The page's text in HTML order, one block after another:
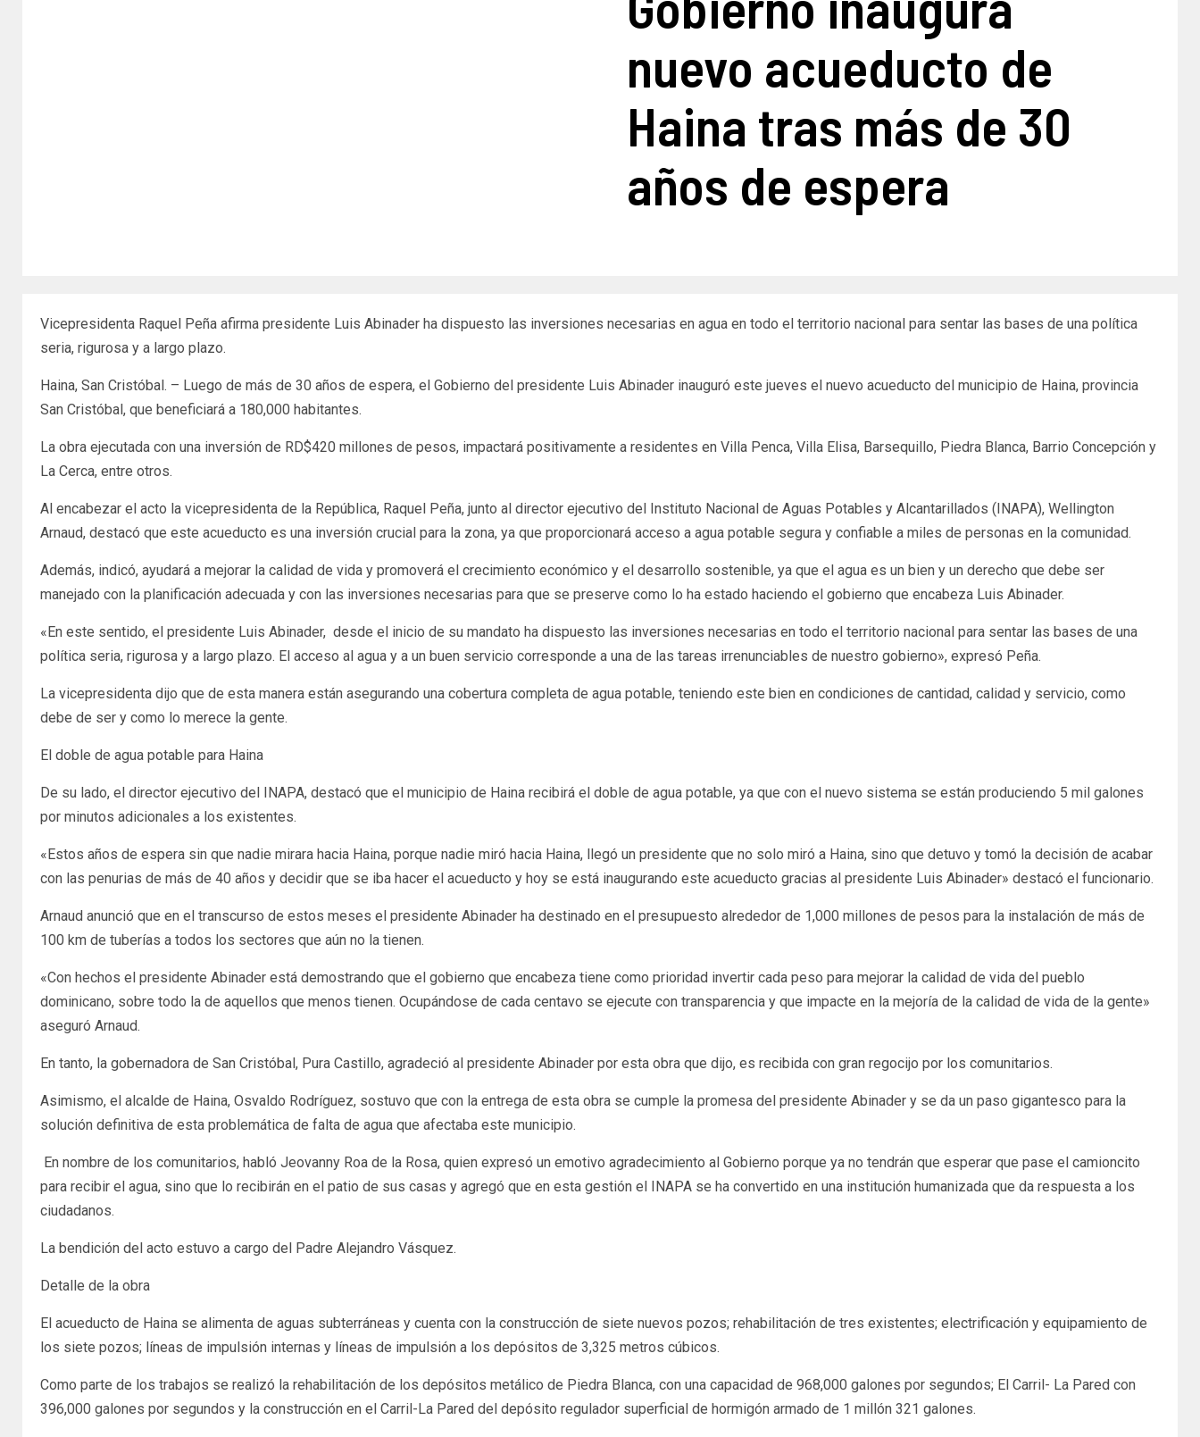
nuevo acueducto de
Haina tras más de 30
años de espera
Vicepresidenta Raquel Peña afirma presidente Luis Abinader ha dispuesto las inversiones necesarias en agua en todo el territorio nacional para sentar las bases de una política
seria, rigurosa y a largo plazo.
Haina, San Cristóbal. – Luego de más de 30 años de espera, el Gobierno del presidente Luis Abinader inauguró este jueves el nuevo acueducto del municipio de Haina, provincia
San Cristóbal, que beneficiará a 180,000 habitantes.
La obra ejecutada con una inversión de RD$420 millones de pesos, impactará positivamente a residentes en Villa Penca, Villa Elisa, Barsequillo, Piedra Blanca, Barrio Concepción y
La Cerca, entre otros.
Al encabezar el acto la vicepresidenta de la República, Raquel Peña, junto al director ejecutivo del Instituto Nacional de Aguas Potables y Alcantarillados (INAPA), Wellington
Arnaud, destacó que este acueducto es una inversión crucial para la zona, ya que proporcionará acceso a agua potable segura y confiable a miles de personas en la comunidad.
Además, indicó, ayudará a mejorar la calidad de vida y promoverá el crecimiento económico y el desarrollo sostenible, ya que el agua es un bien y un derecho que debe ser
manejado con la planificación adecuada y con las inversiones necesarias para que se preserve como lo ha estado haciendo el gobierno que encabeza Luis Abinader.
«En este sentido, el presidente Luis Abinader, desde el inicio de su mandato ha dispuesto las inversiones necesarias en todo el territorio nacional para sentar las bases de una
política seria, rigurosa y a largo plazo. El acceso al agua y a un buen servicio corresponde a una de las tareas irrenunciables de nuestro gobierno», expresó Peña.
La vicepresidenta dijo que de esta manera están asegurando una cobertura completa de agua potable, teniendo este bien en condiciones de cantidad, calidad y servicio, como
debe de ser y como lo merece la gente.
El doble de agua potable para Haina
De su lado, el director ejecutivo del INAPA, destacó que el municipio de Haina recibirá el doble de agua potable, ya que con el nuevo sistema se están produciendo 5 mil galones
por minutos adicionales a los existentes.
«Estos años de espera sin que nadie mirara hacia Haina, porque nadie miró hacia Haina, llegó un presidente que no solo miró a Haina, sino que detuvo y tomó la decisión de acabar
con las penurias de más de 40 años y decidir que se iba hacer el acueducto y hoy se está inaugurando este acueducto gracias al presidente Luis Abinader» destacó el funcionario.
Arnaud anunció que en el transcurso de estos meses el presidente Abinader ha destinado en el presupuesto alrededor de 1,000 millones de pesos para la instalación de más de
100 km de tuberías a todos los sectores que aún no la tienen.
«Con hechos el presidente Abinader está demostrando que el gobierno que encabeza tiene como prioridad invertir cada peso para mejorar la calidad de vida del pueblo
dominicano, sobre todo la de aquellos que menos tienen. Ocupándose de cada centavo se ejecute con transparencia y que impacte en la mejoría de la calidad de vida de la gente»
aseguró Arnaud.
En tanto, la gobernadora de San Cristóbal, Pura Castillo, agradeció al presidente Abinader por esta obra que dijo, es recibida con gran regocijo por los comunitarios.
Asimismo, el alcalde de Haina, Osvaldo Rodríguez, sostuvo que con la entrega de esta obra se cumple la promesa del presidente Abinader y se da un paso gigantesco para la
solución definitiva de esta problemática de falta de agua que afectaba este municipio.
En nombre de los comunitarios, habló Jeovanny Roa de la Rosa, quien expresó un emotivo agradecimiento al Gobierno porque ya no tendrán que esperar que pase el camioncito
para recibir el agua, sino que lo recibirán en el patio de sus casas y agregó que en esta gestión el INAPA se ha convertido en una institución humanizada que da respuesta a los
ciudadanos.
La bendición del acto estuvo a cargo del Padre Alejandro Vásquez.
Detalle de la obra
El acueducto de Haina se alimenta de aguas subterráneas y cuenta con la construcción de siete nuevos pozos; rehabilitación de tres existentes; electrificación y equipamiento de
los siete pozos; líneas de impulsión internas y líneas de impulsión a los depósitos de 3,325 metros cúbicos.
Como parte de los trabajos se realizó la rehabilitación de los depósitos metálico de Piedra Blanca, con una capacidad de 968,000 galones por segundos; El Carril- La Pared con
396,000 galones por segundos y la construcción en el Carril-La Pared del depósito regulador superficial de hormigón armado de 1 millón 321 galones.